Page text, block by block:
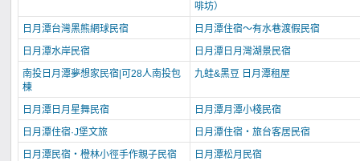
啡坊）
日月潭台灣黑熊網球民宿
日月潭住宿～有水巷渡假民宿
日月潭水岸民宿
日月潭日月灣湖景民宿
南投日月潭夢想家民宿|可28人南投包
棟
九蛙&黑豆 日月潭租屋
日月潭日月星舞民宿
日月潭月潭小棧民宿
日月潭住宿·J堡文旅
日月潭住宿‧旅台客居民宿
日月潭民宿‧橙林小徑手作親子民宿
日月潭松月民宿